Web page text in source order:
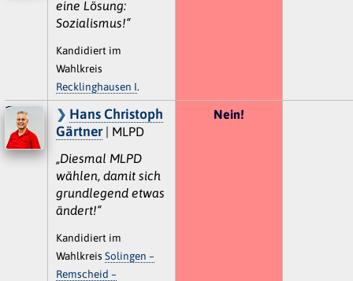
eine Lösung:
Sozialismus!“
Kandidiert im
Wahlkreis
Recklinghausen I.
Hans Christoph
Gärtner| MLPD
„Diesmal MLPD
wählen, damit sich
grundlegend etwas
ändert!“
Kandidiert im
Wahlkreis Solingen –
Remscheid –
Nein!